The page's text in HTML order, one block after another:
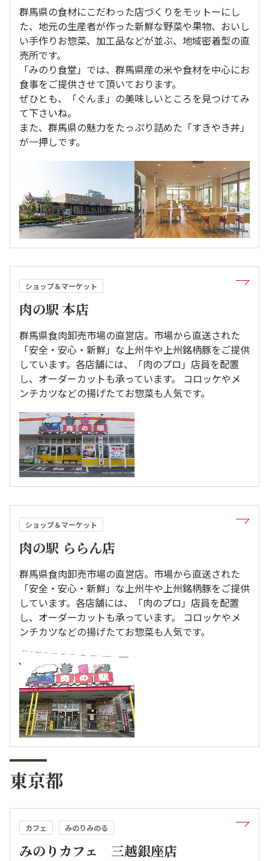
群馬県の食材にこだわった店づくりをモットーにし
た、地元の生産者が作った新鮮な野菜や果物、おいし
い手作りお惣菜、加工品などが並ぶ、地域密着型の直
売所です。
「みのり食堂」では、群馬県産の米や食材を中心にお
食事をご提供させて頂いております。
ぜひとも、「ぐんま」の美味しいところを見つけてみ
て下さいね。
また、群馬県の魅力をたっぷり詰めた「すきやき丼」
が一押しです。
ショップ＆マーケット
肉の駅 本店
群馬県食肉卸売市場の直営店。市場から直送された
「安全・安心・新鮮」な上州牛や上州銘柄豚をご提供
しています。各店舗には、「肉のプロ」店員を配置
し、オーダーカットも承っています。 コロッケやメ
ンチカツなどの揚げたてお惣菜も人気です。
ショップ＆マーケット
肉の駅 ららん店
群馬県食肉卸売市場の直営店。市場から直送された
「安全・安心・新鮮」な上州牛や上州銘柄豚をご提供
しています。各店舗には、「肉のプロ」店員を配置
し、オーダーカットも承っています。 コロッケやメ
ンチカツなどの揚げたてお惣菜も人気です。
東京都
カフェ みのりみのる
みのりカフェ 三越銀座店